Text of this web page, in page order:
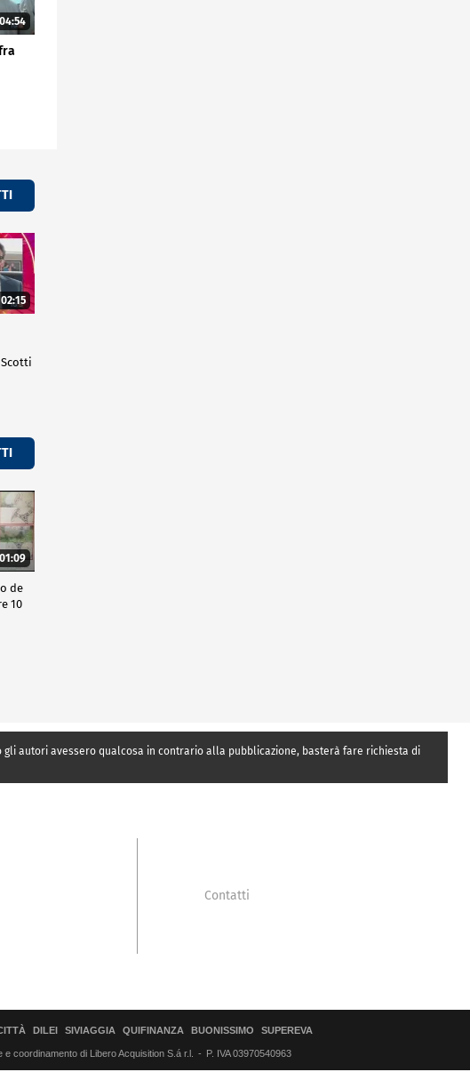
04:54
02:15
01:09
de
10
autori avessero qualcosa in contrario alla pubblicazione, basterà fare richiesta di
Contatti
DILEI SIVIAGGIA QUIFINANZA BUONISSIMO SUPEREVA
e coordinamento di Libero Acquisition S.á r.l. P. IVA 03970540963